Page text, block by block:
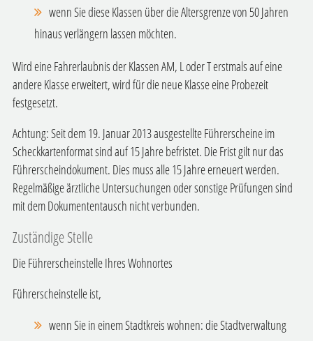
wenn Sie diese Klassen über die Altersgrenze von 50 Jahren
hinaus verlängern lassen möchten.
Wird eine Fahrerlaubnis der Klassen AM, L oder T erstmals auf eine
andere Klasse erweitert, wird für die neue Klasse eine Probezeit
festgesetzt.
Achtung: Seit dem 19. Januar 2013 ausgestellte Führerscheine im
Scheckkartenformat sind auf 15 Jahre befristet. Die Frist gilt nur das
Führerscheindokument. Dies muss alle 15 Jahre erneuert werden.
Regelmäßige ärztliche Untersuchungen oder sonstige Prüfungen sind
mit dem Dokumententausch nicht verbunden.
Zuständige Stelle
Die Führerscheinstelle Ihres Wohnortes
Führerscheinstelle ist,
wenn Sie in einem Stadtkreis wohnen: die Stadtverwaltung